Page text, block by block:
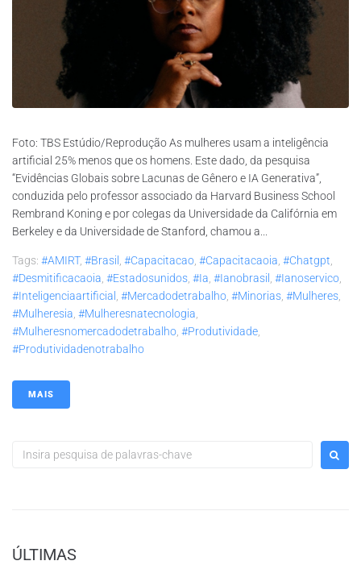
Foto: TBS Estúdio/Reprodução As mulheres usam a inteligência
artificial 25% menos que os homens. Este dado, da pesquisa
“Evidências Globais sobre Lacunas de Gênero e IA Generativa”,
conduzida pelo professor associado da Harvard Business School
Rembrand Koning e por colegas da Universidade da Califórnia em
Berkeley e da Universidade de Stanford, chamou a...
Tags: #AMIRT, #brasil #capacitacao #capacitacaoia #chatgpt
#desmitificacaoia #estadosunidos #ia #ianobrasil #ianoservico
#inteligenciaartificial #mercadodetrabalho #minorias #mulheres
#mulheresia #mulheresnatecnologia
#mulheresnomercadodetrabalho #produtividade
#produtividadenotrabalho
MAIS
ÚLTIMAS